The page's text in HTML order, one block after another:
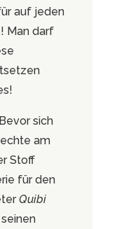
auf jeden
Man darf
sich
am
Stoff
für den
Quibi